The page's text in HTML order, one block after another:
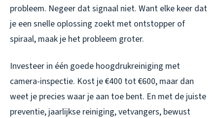
probleem. Negeer dat signaal niet. Want elke keer dat
je een snelle oplossing zoekt met ontstopper of
spiraal, maak je het probleem groter.
Investeer in één goede hoogdrukreiniging met
camera-inspectie. Kost je €400 tot €600, maar dan
weet je precies waar je aan toe bent. En met de juiste
preventie, jaarlijkse reiniging, vetvangers, bewust